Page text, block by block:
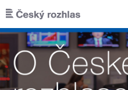
Přejít k hlavnímu obsahu